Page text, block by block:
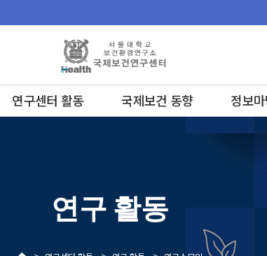
연구센터 활동 국제보건 동향 정보
연구 활동